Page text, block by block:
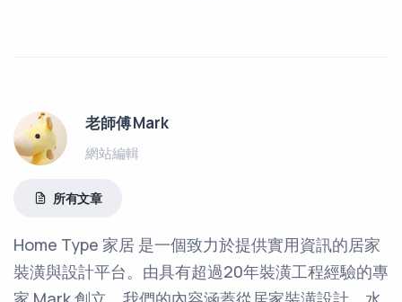
老師傅 Mark
網站編輯
所有文章
Home Type 家居 是一個致力於提供實用資訊的居家
裝潢與設計平台。由具有超過20年裝潢工程經驗的專